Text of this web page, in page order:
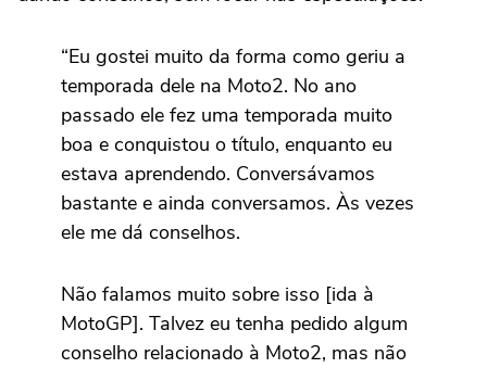
“Eu gostei muito da forma como geriu a
temporada dele na Moto2. No ano
passado ele fez uma temporada muito
boa e conquistou o título, enquanto eu
estava aprendendo. Conversávamos
bastante e ainda conversamos. Às vezes
ele me dá conselhos.
Não falamos muito sobre isso [ida à
MotoGP]. Talvez eu tenha pedido algum
conselho relacionado à Moto2, mas não